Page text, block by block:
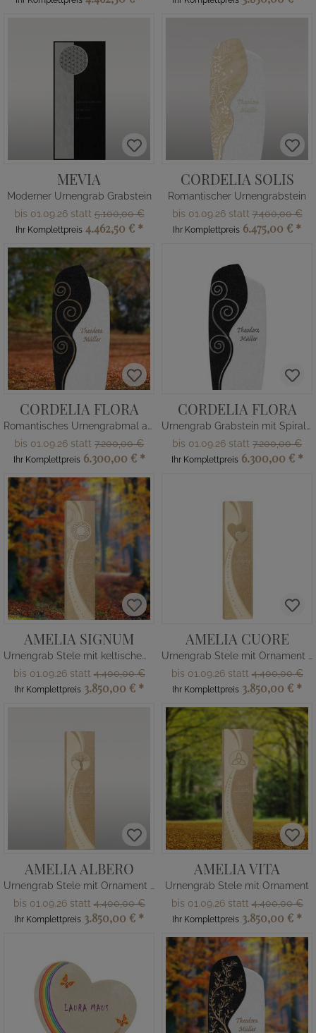
MEVIA
Moderner Urnengrab Grabstein
bis 01.09.26 statt5.100,00 €
Ihr Komplettpreis 4.462,50 € *
CORDELIA SOLIS
Romantischer Urnengrabstein
bis 01.09.26 statt7.400,00 €
Ihr Komplettpreis 6.475,00 € *
CORDELIA FLORA
Romantisches Urnengrabmal aus Kalkstein
bis 01.09.26 statt 7.200,00 €
Ihr Komplettpreis 6.300,00 € *
CORDELIA FLORA
Urnengrab Grabstein mit Spiral-Element
bis 01.09.26 statt 7.200,00 €
Ihr Komplettpreis 6.300,00 € *
AMELIA SIGNUM
Urnengrab Stele mit keltischem Ornament
bis 01.09.26 statt4.400,00 €
Ihr Komplettpreis 3.850,00 € *
AMELIA CUORE
Urnengrab Stele mit Ornament Herz
bis 01.09.26 statt4.400,00 €
Ihr Komplettpreis 3.850,00 € *
AMELIA ALBERO
Urnengrab Stele mit Ornament Lebensbaum
bis 01.09.26 statt4.400,00 €
Ihr Komplettpreis 3.850,00 € *
AMELIA VITA
Urnengrab Stele mit Ornament
bis 01.09.26 statt4.400,00 €
Ihr Komplettpreis 3.850,00 € *